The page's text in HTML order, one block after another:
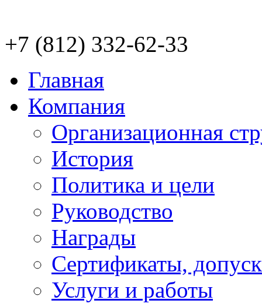
+7 (812) 332-62-33
Главная
Компания
Организационная
История
Политика и цели
Руководство
Награды
Сертификаты,
Услуги и работы